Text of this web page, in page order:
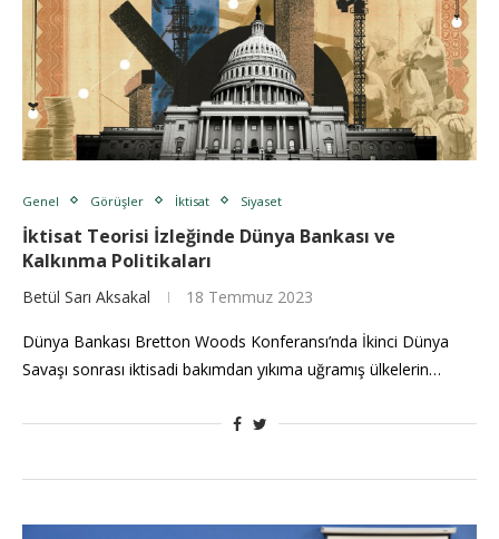
Genel Görüşler İktisat Siyaset
İktisat Teorisi İzleğinde Dünya Bankası ve
Kalkınma Politikaları
Betül Sarı Aksakal 18 Temmuz 2023
Dünya Bankası Bretton Woods Konferansı’nda İkinci Dünya
Savaşı sonrası iktisadi bakımdan yıkıma uğramış ülkelerin…